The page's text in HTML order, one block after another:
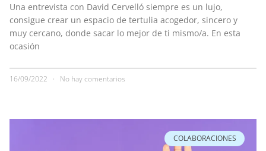
Una entrevista con David Cervelló siempre es un lujo,
consigue crear un espacio de tertulia acogedor, sincero y
muy cercano, donde sacar lo mejor de ti mismo/a. En esta
ocasión
16/09/2022 No hay comentarios
COLABORACIONES